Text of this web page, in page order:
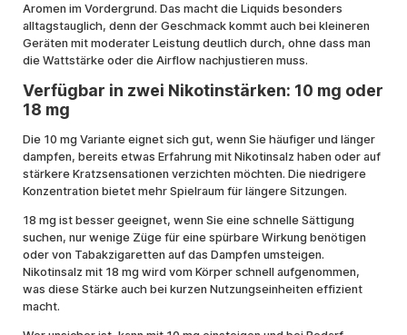
Aromen im Vordergrund. Das macht die Liquids besonders
alltagstauglich, denn der Geschmack kommt auch bei kleineren
Geräten mit moderater Leistung deutlich durch, ohne dass man
die Wattstärke oder die Airflow nachjustieren muss.
Verfügbar in zwei Nikotinstärken: 10 mg oder
18 mg
Die 10 mg Variante eignet sich gut, wenn Sie häufiger und länger
dampfen, bereits etwas Erfahrung mit Nikotinsalz haben oder auf
stärkere Kratzsensationen verzichten möchten. Die niedrigere
Konzentration bietet mehr Spielraum für längere Sitzungen.
18 mg ist besser geeignet, wenn Sie eine schnelle Sättigung
suchen, nur wenige Züge für eine spürbare Wirkung benötigen
oder von Tabakzigaretten auf das Dampfen umsteigen.
Nikotinsalz mit 18 mg wird vom Körper schnell aufgenommen,
was diese Stärke auch bei kurzen Nutzungseinheiten effizient
macht.